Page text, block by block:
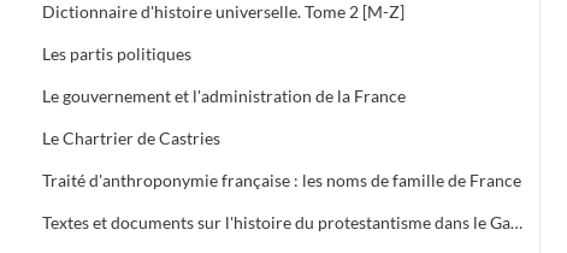
Dictionnaire d'histoire universelle. Tome 2 [M-Z]
Les partis politiques
Le gouvernement et l'administration de la France
Le Chartrier de Castries
Traité d'anthroponymie française : les noms de famille de France
Textes et documents sur l'histoire du protestantisme dans le Gard